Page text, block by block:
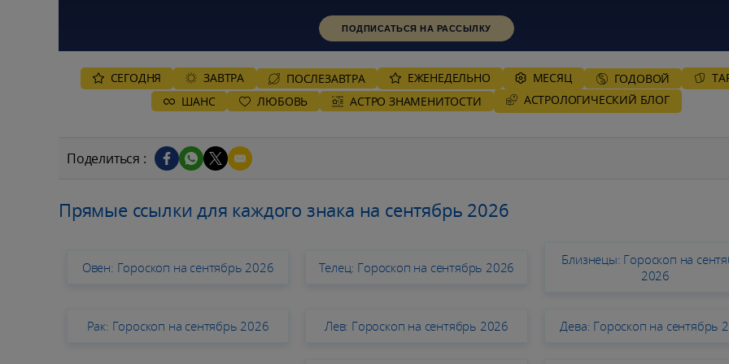
ПОДПИСАТЬСЯ НА РАССЫЛКУ
СЕГОДНЯ ЗАВТРА ПОСЛЕЗАВТРА ЕЖЕНЕДЕЛЬНО MЕСЯЦ ГОДОВОЙ
ШАНС
ЛЮБОВЬ АСТРО ЗНАМЕНИТОСТИ AСТРОЛОГИЧЕСКИЙ БЛОГ
Поделиться :
Прямые ссылки для каждого знака на сентябрь 2026
Овен: Гороскоп на сентябрь 2026 Телец: Гороскоп на сентябрь 2026
Близнецы: Гороскоп на
2026
Рак: Гороскоп на сентябрь 2026 Лев: Гороскоп на сентябрь 2026 Дева: Гороскоп на сентябрь